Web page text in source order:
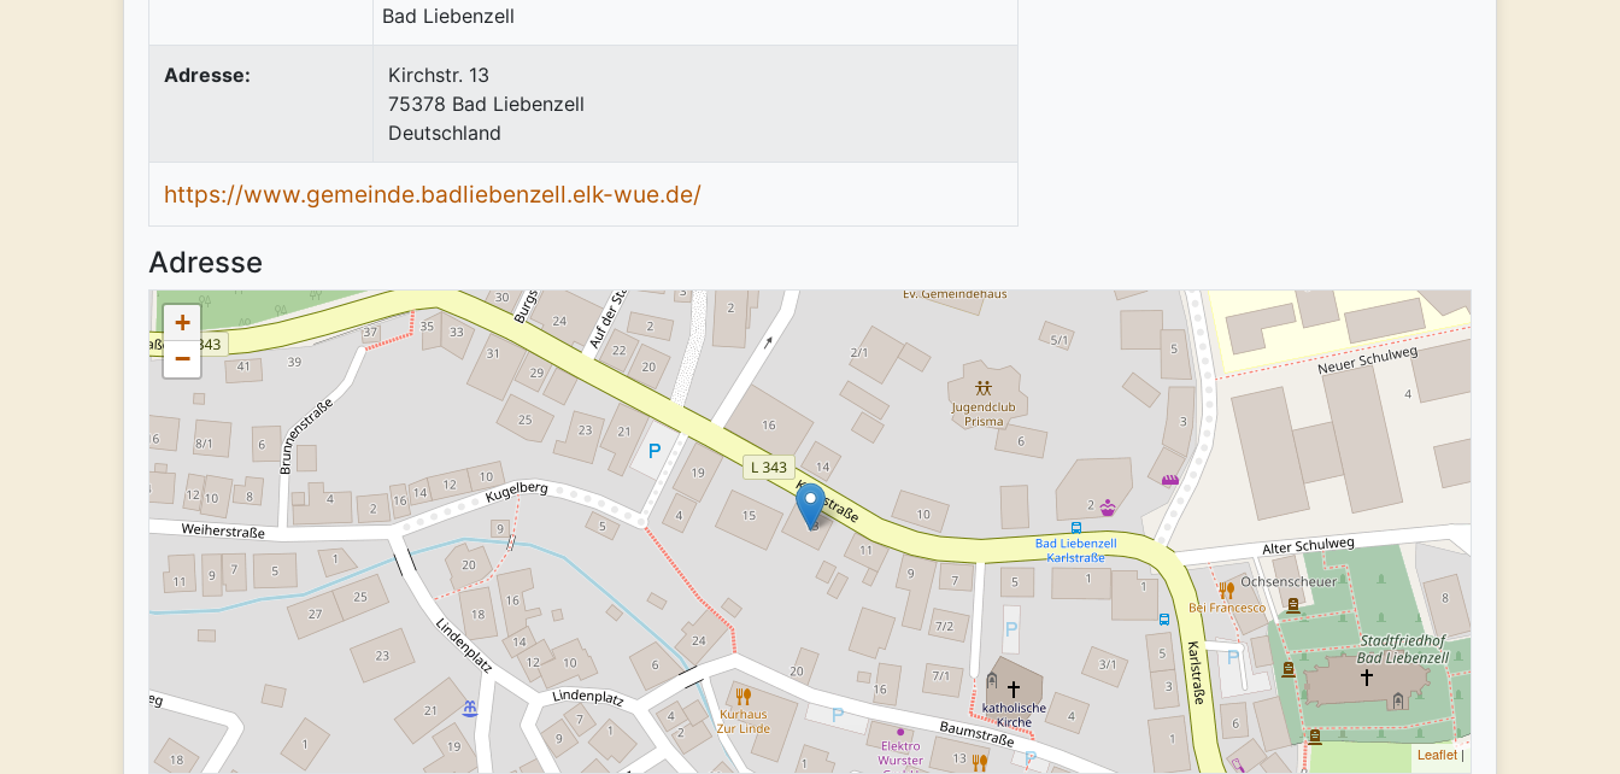
Adresse:
Kirchstr. 13
75378 Bad Liebenzell
Deutschland
https://www.gemeinde.badliebenzell.elk-wue.de/
Adresse
+
−
Leaflet |